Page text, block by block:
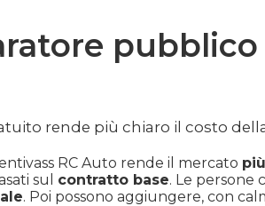
rende più chiaro il costo della
RC Auto rende il mercato
sul contratto base. Le persone
. Poi possono aggiungere, con